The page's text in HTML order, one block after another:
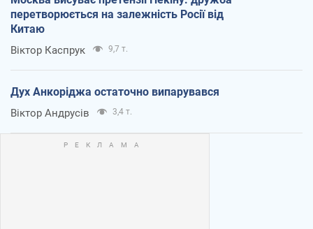
перетворюється на залежність Росії від
Китаю
Віктор Каспрук 9,7 т.
Дух Анкоріджа остаточно випарувався
Віктор Андрусів 3,4 т.